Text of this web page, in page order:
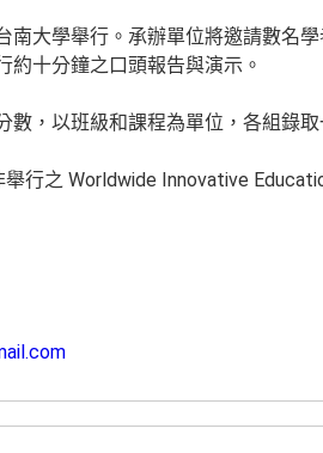
大學舉行。承辦單位將邀請數名
十分鐘之口頭報告與演示。
，以班級和課程為單位，各組錄
行之 Worldwide Innovative